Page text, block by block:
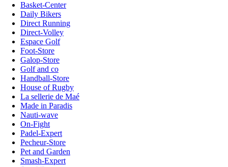
Basket-Center
Daily Bikers
Direct Running
Direct-Volley
Espace Golf
Foot-Store
Galop-Store
Golf and co
Handball-Store
House of Rugby
La sellerie de Maé
Made in Paradis
Nauti-wave
On-Fight
Padel-Expert
Pecheur-Store
Pet and Garden
Smash-Expert